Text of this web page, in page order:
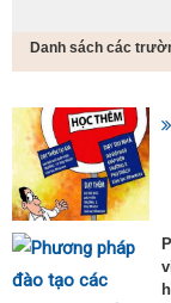
Danh sách các
SỰ KIỆN HOT